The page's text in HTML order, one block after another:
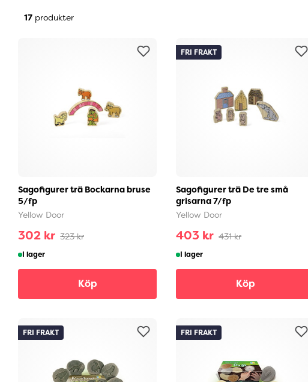
17 produkter
Sagofigurer trä Bockarna bruse
5/fp
Yellow Door
302 kr 323 kr
I lager
Köp
Sagofigurer trä De tre små
grisarna 7/fp
Yellow Door
403 kr 431 kr
FRI FRAKT
I lager
Köp
FRI FRAKT FRI FRAKT